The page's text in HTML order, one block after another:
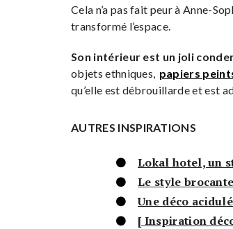
Cela n’a pas fait peur à Anne-
transformé l’espace.
Son intérieur est un joli
objets ethniques, papiers
qu’elle est débrouillarde et est
AUTRES INSPIRATIONS
Lokal hotel, un
Le style
Une déco
[ Inspiration